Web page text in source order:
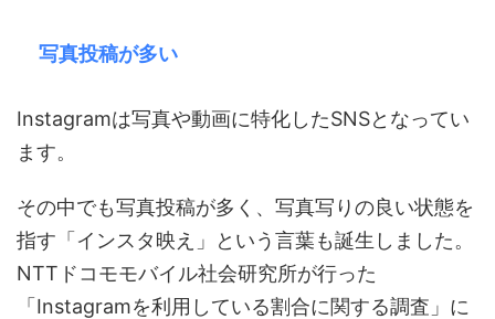
写真投稿が多い
Instagramは写真や動画に特化したSNSとなってい
ます。
その中でも写真投稿が多く、写真写りの良い状態を
指す「インスタ映え」という言葉も誕生しました。
NTTドコモモバイル社会研究所が行った
「Instagramを利用している割合に関する調査」に